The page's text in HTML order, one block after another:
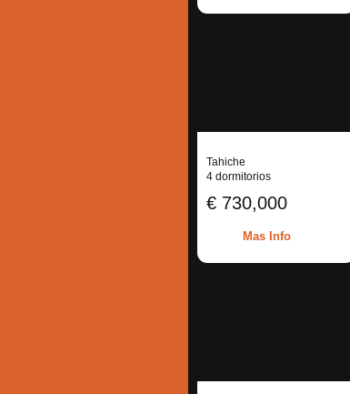
Tahiche
4 dormitorios
€ 730,000
Mas Info